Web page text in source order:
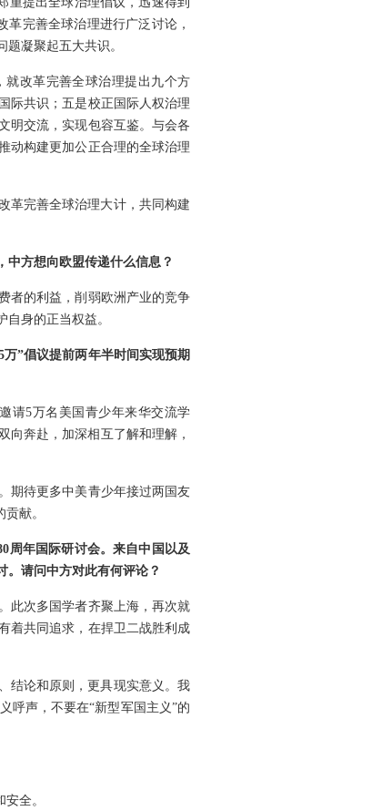
完善全球治理进行广泛讨论，
凝聚起五大共识。
就改革完善全球治理提出九个方
际共识；五是校正国际人权治理
明交流，实现包容互鉴。与会各
动构建更加公正合理的全球治理
革完善全球治理大计，共同构建
中方想向欧盟传递什么信息？
者的利益，削弱欧洲产业的竞争
身的正当权益。
”倡议提前两年半时间实现预期
请5万名美国青少年来华交流学
向奔赴，加深相互了解和理解，
期待更多中美青少年接过两国友
献。
周年国际研讨会。来自中国以及
。请问中方对此有何评论？
此次多国学者齐聚上海，再次就
着共同追求，在捍卫二战胜利成
结论和原则，更具现实意义。我
呼声，不要在“新型军国主义”的
全。